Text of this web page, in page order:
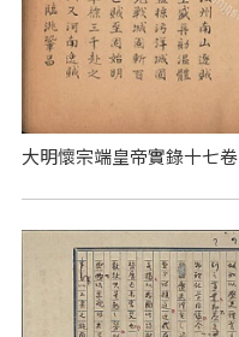
大明懷宗端皇帝實錄十七卷